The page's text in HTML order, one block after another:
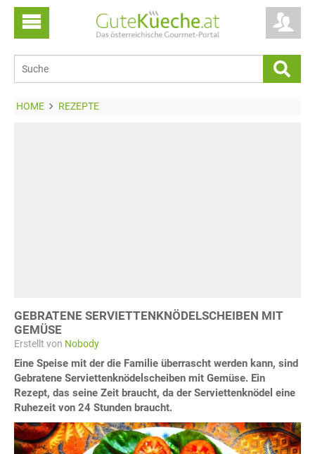
HOME REZEPTE
GEBRATENE SERVIETTENKNÖDELSCHEIBEN MIT
GEMÜSE
Erstellt von Nobody
Eine Speise mit der die Familie überrascht werden kann, sind
Gebratene Serviettenknödelscheiben mit Gemüse. Ein
Rezept, das seine Zeit braucht, da der Serviettenknödel eine
Ruhezeit von 24 Stunden braucht.